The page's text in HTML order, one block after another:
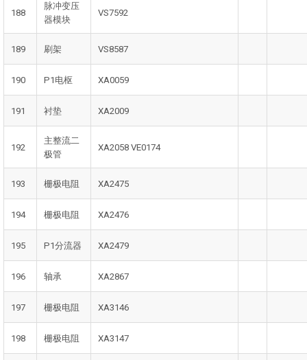
188
脉冲变压
器模块
VS7592
189 刷架 VS8587
190 P1电枢 XA0059
191 衬垫 XA2009
192
主整流二
极管
XA2058 VE0174
193 栅极电阻 XA2475
194 栅极电阻 XA2476
195 P1分流器 XA2479
196 轴承 XA2867
197 栅极电阻 XA3146
198 栅极电阻 XA3147